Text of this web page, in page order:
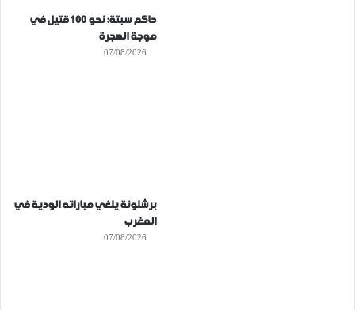
حاكم سبتة: نحو 100 قتيل في
موجة الهجرة
07/08/2026
برشلونة يلغي مباراته الودية في
المغرب
07/08/2026